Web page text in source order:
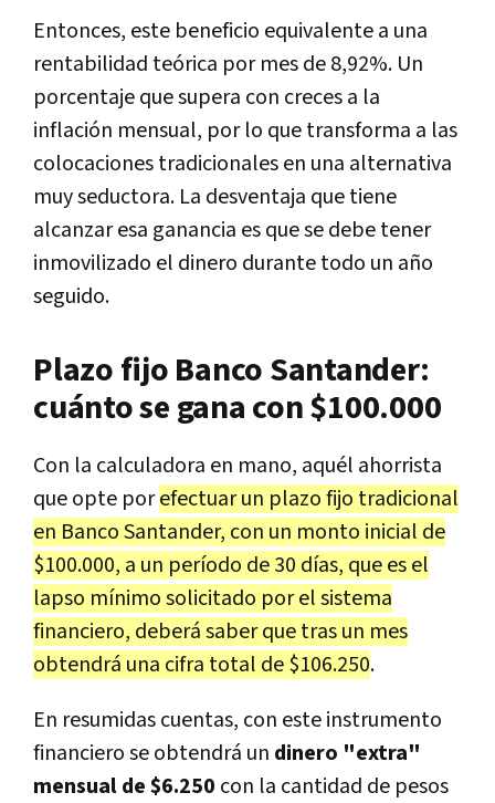
Entonces, este beneficio equivalente a una
rentabilidad teórica por mes de 8,92%. Un
porcentaje que supera con creces a la
inflación mensual, por lo que transforma a las
colocaciones tradicionales en una alternativa
muy seductora. La desventaja que tiene
alcanzar esa ganancia es que se debe tener
inmovilizado el dinero durante todo un año
seguido.
Plazo fijo Banco Santander:
cuánto se gana con $100.000
Con la calculadora en mano, aquél ahorrista
que opte porefectuar un plazo fijo tradicional
en Banco Santander, con un monto inicial de
$100.000, a un período de 30 días, que es el
lapso mínimo solicitado por el sistema
financiero, deberá saber que tras un mes
obtendrá una cifra total de $106.250.
En resumidas cuentas, con este instrumento
financiero se obtendrá un dinero "extra"
mensual de $6.250 con la cantidad de pesos